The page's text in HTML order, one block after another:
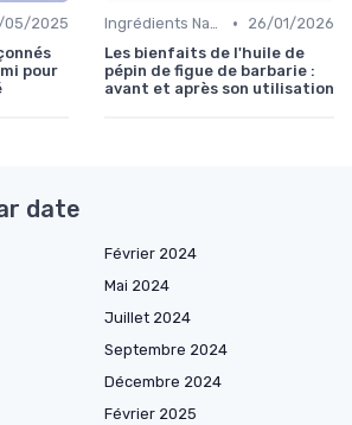
05/2025
pour
Ingrédients Naturels et Leurs Propriétés •
26/01/2026
Les bienfaits de l'huile de
pépin de figue de barbarie :
avant et après son utilisation
date
Février 2024
Mai 2024
Juillet 2024
Septembre 2024
Décembre 2024
Février 2025